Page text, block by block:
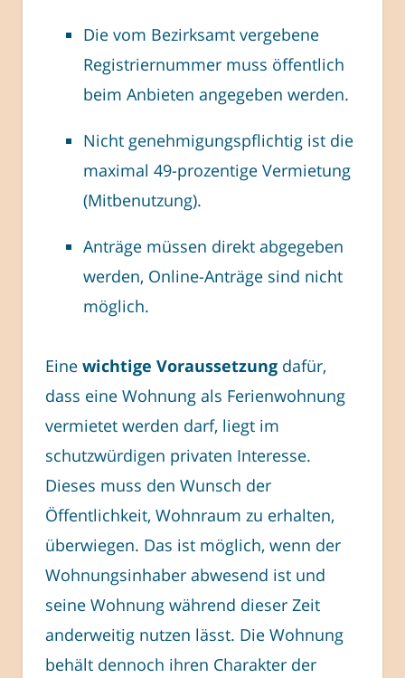
Die vom Bezirksamt vergebene
Registriernummer muss öffentlich
beim Anbieten angegeben werden.
Nicht genehmigungspflichtig ist die
maximal 49-prozentige Vermietung
(Mitbenutzung).
Anträge müssen direkt abgegeben
werden, Online-Anträge sind nicht
möglich.
Eine wichtige Voraussetzung dafür,
dass eine Wohnung als Ferienwohnung
vermietet werden darf, liegt im
schutzwürdigen privaten Interesse.
Dieses muss den Wunsch der
Öffentlichkeit, Wohnraum zu erhalten,
überwiegen. Das ist möglich, wenn der
Wohnungsinhaber abwesend ist und
seine Wohnung während dieser Zeit
anderweitig nutzen lässt. Die Wohnung
behält dennoch ihren Charakter der